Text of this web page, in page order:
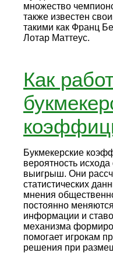
множество
также известен
такими как Франц
Лотар Маттеус.
Как
Букмекерские
вероятность
выигрыш. Они
статистических
мнения
постоянно
информации и
механизма
помогает игрокам
решения при